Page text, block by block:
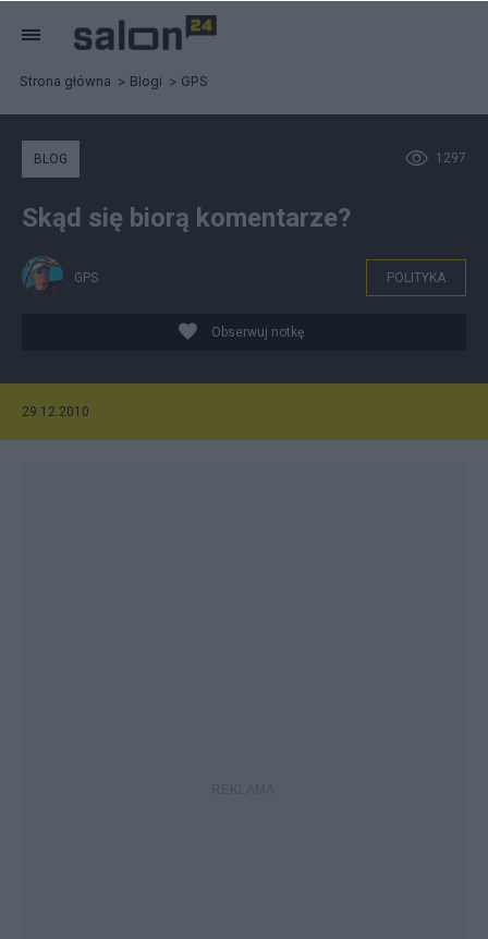
Strona główna Blogi GPS
1297
BLOG
Skąd się biorą komentarze?
GPS POLITYKA
Obserwuj notkę
29.12.2010